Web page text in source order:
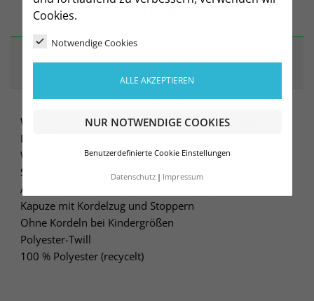
Cookies.
Notwendige Cookies
ALLE AKZEPTIEREN
NUR NOTWENDIGE COOKIES
Benutzerdefinierte Cookie Einstellungen
Datenschutz Impressum
ARTIKELDETAILS
Wind- und wasserabweisendes Obermaterial mit
Laminierung
Wärmeisolierende Wattierung
Separater Kragen mit weichem Fleece auf der Innenseite
Ärmelabschluss mit eingearbeitetem Gummi
Kapuze mit Kordelzug und Stoppern
Ohne Kordeln bei Kindergrößen
Polyester-Twill
100 % Polyester (recycelt)